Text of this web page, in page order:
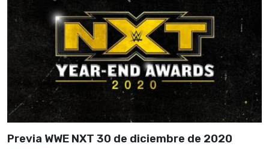
Previa WWE NXT 30 de diciembre de 2020